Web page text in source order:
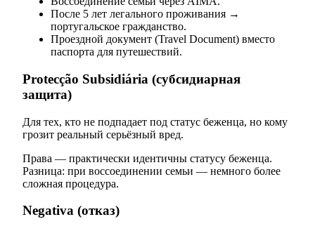
После 5 лет легального проживания →
португальское гражданство.
Проездной документ (Travel Document) вместо
паспорта для путешествий.
Protecção Subsidiária (субсидиарная
защита)
Для тех, кто не подпадает под статус беженца, но кому
грозит реальный серьёзный вред.
Права — практически идентичны статусу беженца.
Разница: при воссоединении семьи — немного более
сложная процедура.
Negativa (отказ)